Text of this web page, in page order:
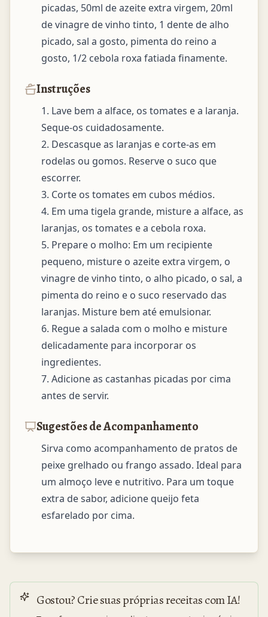
picadas, 50ml de azeite extra virgem, 20ml
de vinagre de vinho tinto, 1 dente de alho
picado, sal a gosto, pimenta do reino a
gosto, 1/2 cebola roxa fatiada finamente.
Instruções
1. Lave bem a alface, os tomates e a laranja.
Seque-os cuidadosamente.
2. Descasque as laranjas e corte-as em
rodelas ou gomos. Reserve o suco que
escorrer.
3. Corte os tomates em cubos médios.
4. Em uma tigela grande, misture a alface, as
laranjas, os tomates e a cebola roxa.
5. Prepare o molho: Em um recipiente
pequeno, misture o azeite extra virgem, o
vinagre de vinho tinto, o alho picado, o sal, a
pimenta do reino e o suco reservado das
laranjas. Misture bem até emulsionar.
6. Regue a salada com o molho e misture
delicadamente para incorporar os
ingredientes.
7. Adicione as castanhas picadas por cima
antes de servir.
Sugestões de Acompanhamento
Sirva como acompanhamento de pratos de
peixe grelhado ou frango assado. Ideal para
um almoço leve e nutritivo. Para um toque
extra de sabor, adicione queijo feta
esfarelado por cima.
Gostou? Crie suas próprias receitas com IA!